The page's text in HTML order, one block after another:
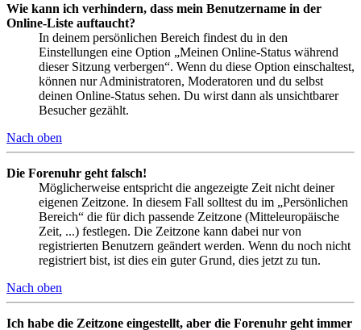
Wie kann ich verhindern, dass mein Benutzername in der
Online-Liste auftaucht?
In deinem persönlichen Bereich findest du in den
Einstellungen eine Option „Meinen Online-Status während
dieser Sitzung verbergen“. Wenn du diese Option einschaltest,
können nur Administratoren, Moderatoren und du selbst
deinen Online-Status sehen. Du wirst dann als unsichtbarer
Besucher gezählt.
Nach oben
Die Forenuhr geht falsch!
Möglicherweise entspricht die angezeigte Zeit nicht deiner
eigenen Zeitzone. In diesem Fall solltest du im „Persönlichen
Bereich“ die für dich passende Zeitzone (Mitteleuropäische
Zeit, ...) festlegen. Die Zeitzone kann dabei nur von
registrierten Benutzern geändert werden. Wenn du noch nicht
registriert bist, ist dies ein guter Grund, dies jetzt zu tun.
Nach oben
Ich habe die Zeitzone eingestellt, aber die Forenuhr geht immer